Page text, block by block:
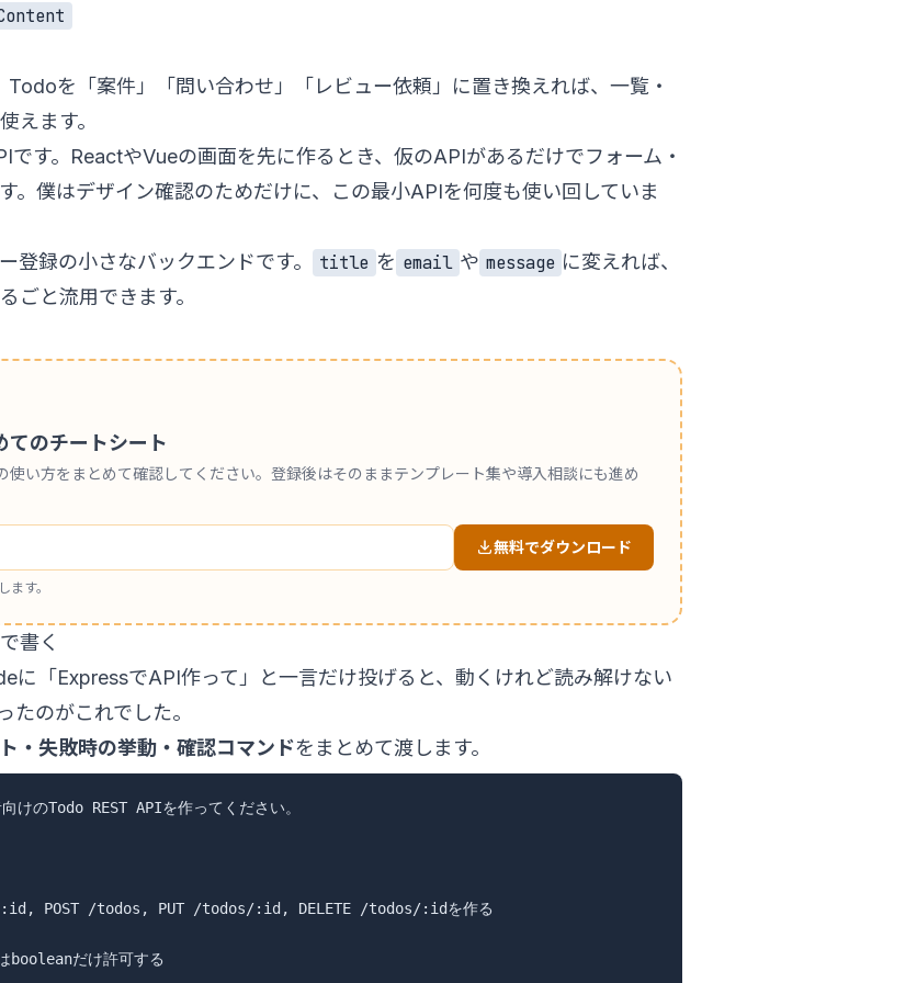
を「案件」「問い合わせ」「レビュー依頼」に置き換えれば、一覧・
えます。
す。ReactやVueの画面を先に作るとき、仮のAPIがあるだけでフォーム・
。僕はデザイン確認のためだけに、この最小APIを何度も使い回していま
登録の小さなバックエンドです。
title を email や message に変えれば、
ごと流用できます。
のチートシート
使い方をまとめて確認してください。登録後はそのままテンプレート集や導入相談にも進め
無料でダウンロード
す。
書く
に「ExpressでAPI作って」と一言だけ投げると、動くけれど読み解けない
たのがこれでした。
・失敗時の挙動・確認コマンドをまとめて渡します。
のTodo REST APIを作ってください。
POST /todos, PUT /todos/:id, DELETE /todos/:idを作る
だけ許可する